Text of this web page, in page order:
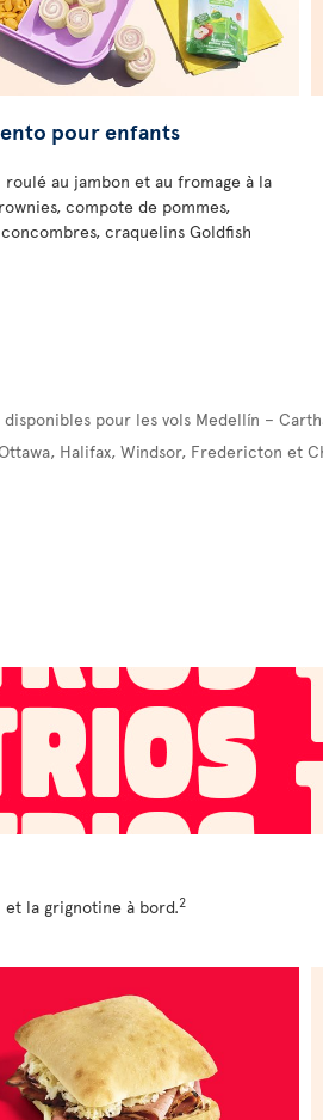
pour enfants
roulé au jambon et au fromage à la
compote de pommes,
craquelins Goldfish
pour les vols Medellín –
Halifax, Windsor, Fredericton et
et la grignotine à bord.2